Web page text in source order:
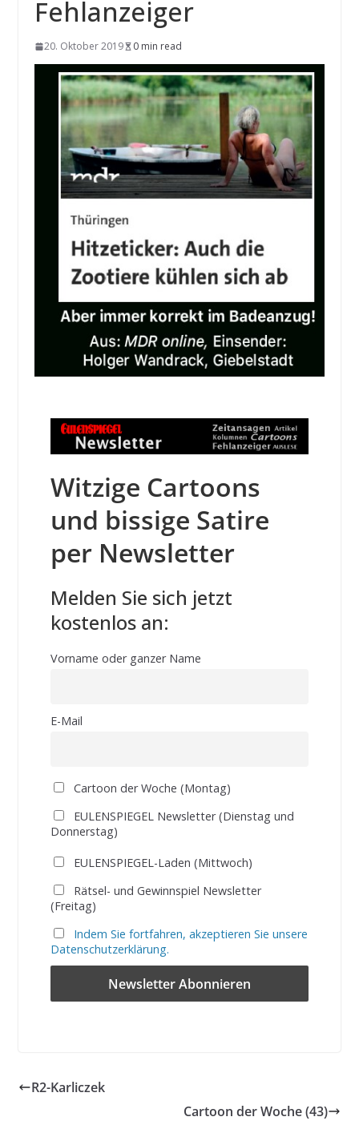
Fehlanzeiger
20. Oktober 2019 0 min read
Witzige Cartoons
und bissige Satire
per Newsletter
Melden Sie sich jetzt
kostenlos an:
Vorname oder ganzer Name
E-Mail
Cartoon der Woche (Montag)
EULENSPIEGEL Newsletter (Dienstag und
Donnerstag)
EULENSPIEGEL-Laden (Mittwoch)
Rätsel- und Gewinnspiel Newsletter
(Freitag)
Indem Sie fortfahren, akzeptieren Sie unsere
Datenschutzerklärung.
R2-Karliczek
Cartoon der Woche (43)